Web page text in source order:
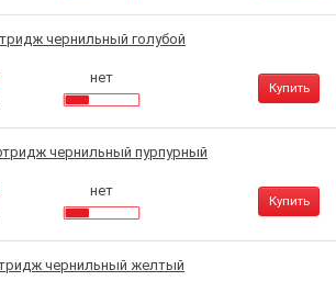
чернильный голубой
нет
Купить
чернильный пурпурный
нет
Купить
чернильный желтый